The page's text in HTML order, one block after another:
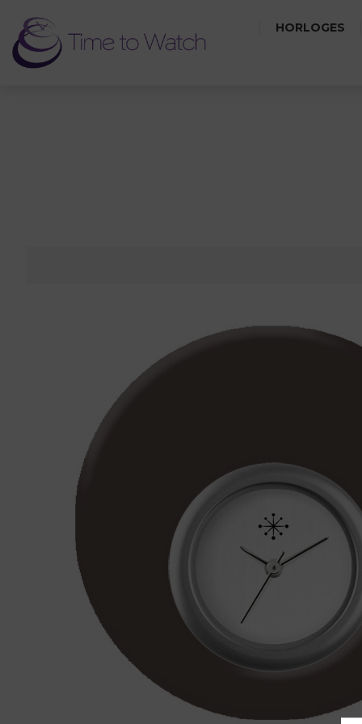
HORLOGES